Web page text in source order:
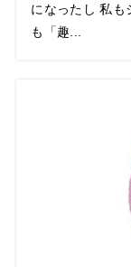
になったし 私も
も「趣...